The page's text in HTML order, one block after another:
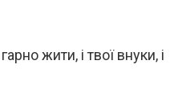
жити, і твої внуки, і